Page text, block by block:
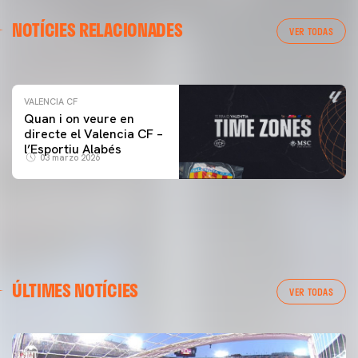
NOTÍCIES RELACIONADES VER TODAS
ENTRENAMENT DEL VALENCIA CF 04/03/26
VALENCIA CF
Quan i on veure en
directe el Valencia CF –
l’Esportiu Alabés
03 marzo 2026
ÚLTIMES NOTÍCIES VER TODAS